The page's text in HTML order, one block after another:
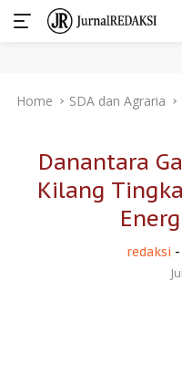
Home SDA dan Agraria
Danantara
Kilang
redaksi -